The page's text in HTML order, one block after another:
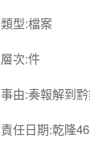
類型:檔案
層次:件
事由:奏報解到
責任日期:乾隆